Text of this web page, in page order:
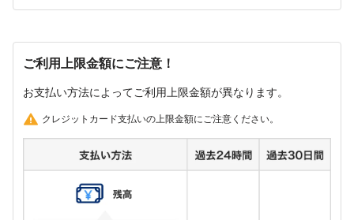
ご利用上限金額にご注意！
お支払い方法によってご利用上限金額が異なります。
クレジットカード支払いの上限金額にご注意ください。